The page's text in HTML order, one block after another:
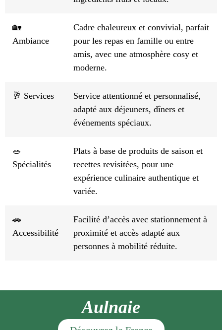
🏡
Ambiance
Cadre chaleureux et convivial, parfait
pour les repas en famille ou entre
amis, avec une atmosphère cosy et
moderne.
🥂 Services
Service attentionné et personnalisé,
adapté aux déjeuners, dîners et
événements spéciaux.
🥗
Spécialités
Plats à base de produits de saison et
recettes revisitées, pour une
expérience culinaire authentique et
variée.
🚗
Accessibilité
Facilité d’accès avec stationnement à
proximité et accès adapté aux
personnes à mobilité réduite.
Aulnaie